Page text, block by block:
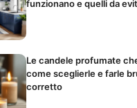
funzionano e quelli da
Le candele profumate
come sceglierle e farle
corretto